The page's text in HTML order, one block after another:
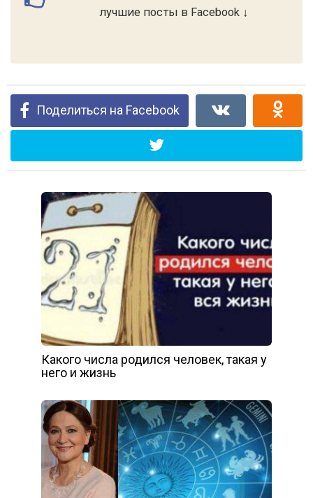
лучшие посты в Facebook ↓
Поделиться на Facebook
Какого числа родился человек, такая у
него и жизнь